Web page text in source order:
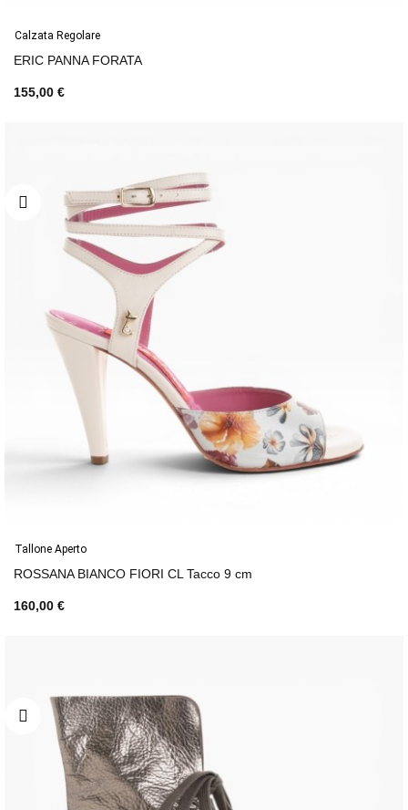
Calzata Regolare
ERIC PANNA FORATA
155,00 €
Tallone Aperto
ROSSANA BIANCO FIORI CL Tacco 9 cm
160,00 €